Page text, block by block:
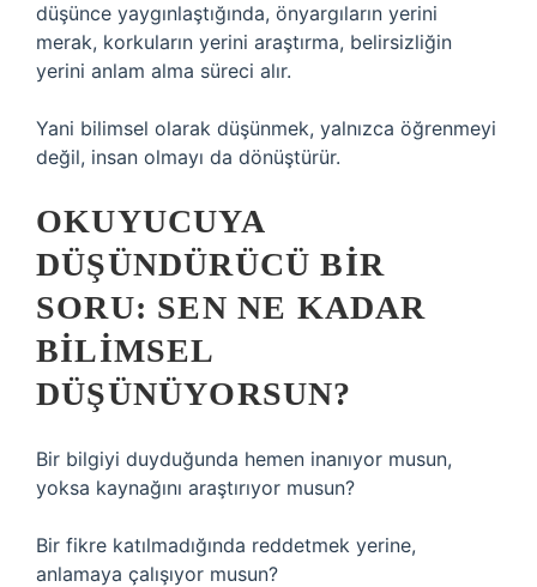
düşünce yaygınlaştığında, önyargıların yerini
merak, korkuların yerini araştırma, belirsizliğin
yerini anlam alma süreci alır.
Yani bilimsel olarak düşünmek, yalnızca öğrenmeyi
değil, insan olmayı da dönüştürür.
OKUYUCUYA
DÜŞÜNDÜRÜCÜ BIR
SORU: SEN NE KADAR
BILIMSEL
DÜŞÜNÜYORSUN?
Bir bilgiyi duyduğunda hemen inanıyor musun,
yoksa kaynağını araştırıyor musun?
Bir fikre katılmadığında reddetmek yerine,
anlamaya çalışıyor musun?